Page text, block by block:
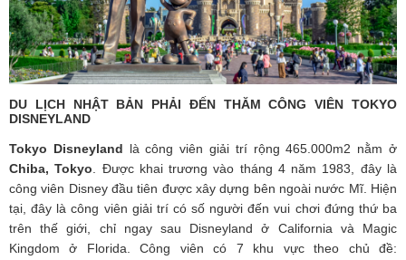
DU LỊCH NHẬT BẢN PHẢI ĐẾN THĂM CÔNG VIÊN TOKYO
DISNEYLAND
Tokyo Disneyland là công viên giải trí rộng 465.000m2 nằm ở
Chiba, Tokyo . Được khai trương vào tháng 4 năm 1983, đây là
công viên Disney đầu tiên được xây dựng bên ngoài nước Mĩ. Hiện
tại, đây là công viên giải trí có số người đến vui chơi đứng thứ ba
trên thế giới, chỉ ngay sau Disneyland ở California và Magic
Kingdom ở Florida. Công viên có 7 khu vực theo chủ đề: